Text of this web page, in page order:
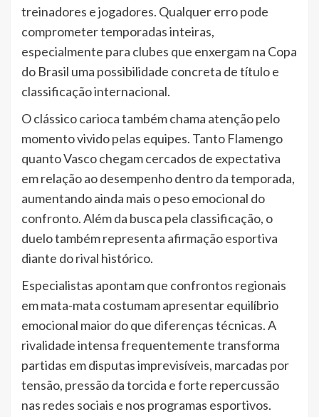
treinadores e jogadores. Qualquer erro pode
comprometer temporadas inteiras,
especialmente para clubes que enxergam na Copa
do Brasil uma possibilidade concreta de título e
classificação internacional.
O clássico carioca também chama atenção pelo
momento vivido pelas equipes. Tanto Flamengo
quanto Vasco chegam cercados de expectativa
em relação ao desempenho dentro da temporada,
aumentando ainda mais o peso emocional do
confronto. Além da busca pela classificação, o
duelo também representa afirmação esportiva
diante do rival histórico.
Especialistas apontam que confrontos regionais
em mata-mata costumam apresentar equilíbrio
emocional maior do que diferenças técnicas. A
rivalidade intensa frequentemente transforma
partidas em disputas imprevisíveis, marcadas por
tensão, pressão da torcida e forte repercussão
nas redes sociais e nos programas esportivos.